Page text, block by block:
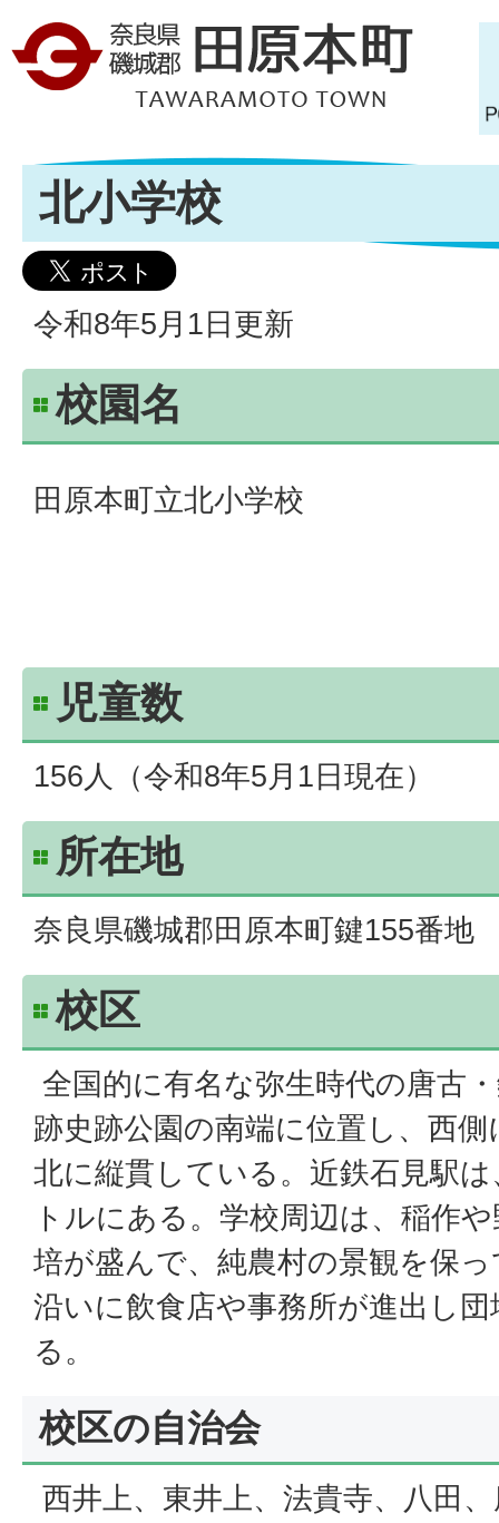
北小学校
令和8年5月1日更新
校園名
田原本町立北小学校
児童数
156人（令和8年5月1日現在）
所在地
奈良県磯城郡田原本町鍵155番地
校区
全国的に有名な弥生時代の唐古
跡史跡公園の南端に位置し、西
北に縦貫している。近鉄石見駅
トルにある。学校周辺は、稲作
培が盛んで、純農村の景観を保
沿いに飲食店や事務所が進出し
る。
校区の自治会
西井上、東井上、法貴寺、八田